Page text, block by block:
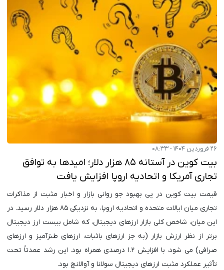
۲۶ فروردین ۱۴۰۴ - ۰۸:۳۳
بیت کوین در آستانه ۸۵ هزار دلار؛ امیدها به توافق
تجاری آمریکا و اتحادیه اروپا افزایش یافت
قیمت بیت کوین در پی بهبود جو روانی بازار و اخبار مثبت از مذاکرات
تجاری میان ایالات متحده و اتحادیه اروپا، به نزدیکی ۸۵ هزار دلار رسید. در
این میان، شاخص کلی بازار ارزهای دیجیتال، که شامل بیست ارز دیجیتال
برتر از نظر ارزش بازار (به جز ارزهای باثبات، ارزهای طنزآمیز و ارزهای
صرافی) می شود، با افزایش ۱.۲ درصدی همراه بود. این رشد عمدتاً تحت
تأثیر عملکرد مثبت ارزهای دیجیتال سولانا و آوالانچ بود.